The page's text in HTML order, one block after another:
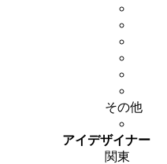
その他
アイデザイナー
関東